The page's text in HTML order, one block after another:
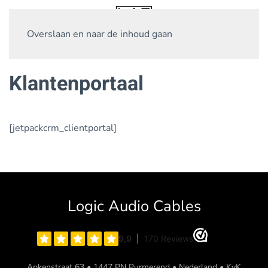
Overslaan en naar de inhoud gaan
Klantenportaal
[jetpackcrm_clientportal]
Logic Audio Cables